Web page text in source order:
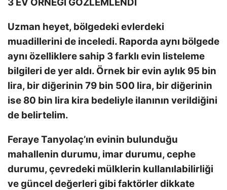
3 EV ÖRNEĞİ GÖZLEMLENDİ
Uzman heyet, bölgedeki evlerdeki
muadillerini de inceledi. Raporda aynı bölgede
aynı özelliklere sahip 3 farklı evin listeleme
bilgileri de yer aldı. Örnek bir evin aylık 95 bin
lira, bir diğerinin 79 bin 500 lira, bir diğerinin
ise 80 bin lira kira bedeliyle ilanının verildiğini
de belirtelim.
Feraye Tanyolaç’ın evinin bulunduğu
mahallenin durumu, imar durumu, cephe
durumu, çevredeki mülklerin kullanılabilirliği
ve güncel değerleri gibi faktörler dikkate